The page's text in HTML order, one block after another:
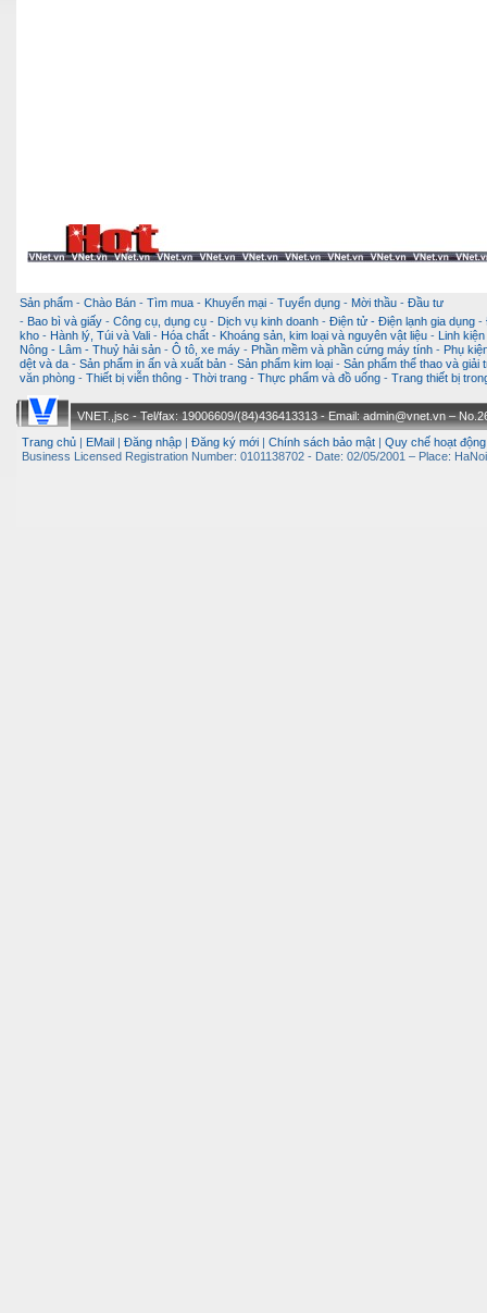
Sản phẩm - Chào Bán - Tìm mua - Khuyến mại - Tuyển dụng - Mời thầu - Đầu tư
- Bao bì và giấy - Công cụ, dụng cụ - Dịch vụ kinh doanh - Điện tử - Điện lạnh gia dụng -
kho - Hành lý, Túi và Vali - Hóa chất - Khoáng sản, kim loại và nguyên vật liệu -
Linh
Nông - Lâm - Thuỷ hải sản - Ô tô, xe máy - Phần mềm và phần cứng máy tính - Phụ
dệt và da - Sản phẩm in ấn và xuất bản - Sản phẩm kim loại - Sản phẩm thể thao và giải
văn phòng - Thiết bị viễn thông - Thời trang - Thực phẩm và đồ uống - Trang thiết bị
VNET.,jsc - Tel/fax: 19006609/(84)436413313 - Email: admin@vnet.vn –
Trang chủ
EMail Đăng nhập Đăng ký mới Chính sách bảo mật Quy chế hoạt động
Business Licensed Registration Number: 0101138702 - Date: 02/05/2001 – Place: